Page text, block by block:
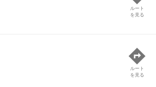
ルート
を見る
ルート
を見る